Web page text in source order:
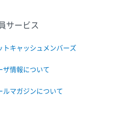
サービス
トキャッシュメンバーズ
ザ情報について
ルマガジンについて